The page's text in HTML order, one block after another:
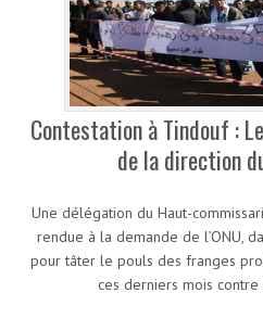
Contestation à Tindouf :
de la direction
Une délégation du Haut-
rendue à la demande de l’ONU,
pour tâter le pouls des franges
ces derniers mois